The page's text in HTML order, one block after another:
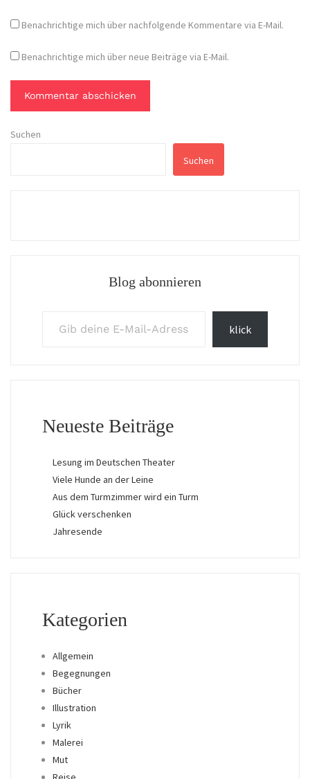
Benachrichtige mich über nachfolgende Kommentare via E-Mail.
Benachrichtige mich über neue Beiträge via E-Mail.
Suchen
Suchen
Blog abonnieren
klick
Neueste Beiträge
Lesung im Deutschen Theater
Viele Hunde an der Leine
Aus dem Turmzimmer wird ein Turm
Glück verschenken
Jahresende
Kategorien
Allgemein
Begegnungen
Bücher
Illustration
Lyrik
Malerei
Mut